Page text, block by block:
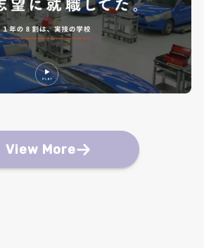
View More